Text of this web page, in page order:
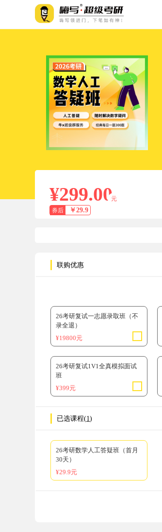
¥299.00
元
券后
￥29.9
联购优惠
26考研复试一志愿录取班（不
录全退）
¥19800元
26考研复试1V1全真模拟面试
班
¥399元
已选课程(1)
26考研数学人工答疑班（首月
30天）
¥29.9元